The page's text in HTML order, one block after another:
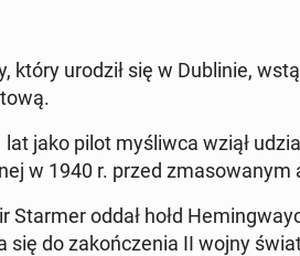
który urodził się w Du­bli­nie,
lat jako pilot my­śliw­ca wziął
w 1940 r. przed
Starmer oddał hołd
się do za­koń­cze­nia II wojny